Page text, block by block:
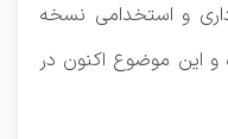
و استخدامی نسخه
و این موضوع اکنون در